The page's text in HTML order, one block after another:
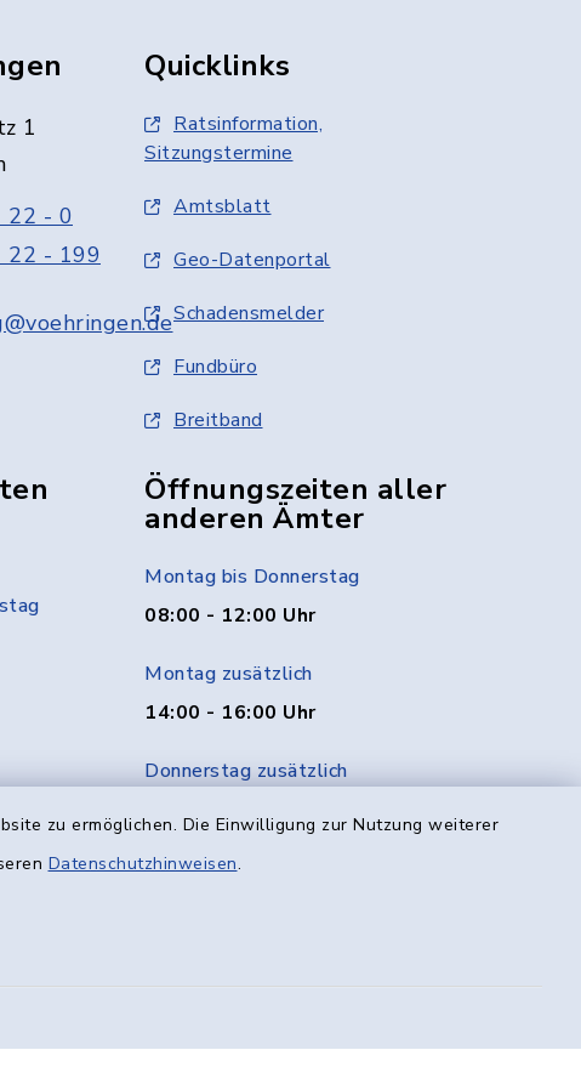
zu ermöglichen. Die Einwilligung zur Nutzung weiterer
Datenschutzhinweisen.
1
22 - 0
22 - 199
Quicklinks
Ratsinformation,
Sitzungstermine
Amtsblatt
Geo-Datenportal
Schadensmelder
Fundbüro
Breitband
Öffnungszeiten aller
anderen Ämter
Montag bis Donnerstag
08:00 - 12:00 Uhr
Montag zusätzlich
14:00 - 16:00 Uhr
Donnerstag zusätzlich
Freitag